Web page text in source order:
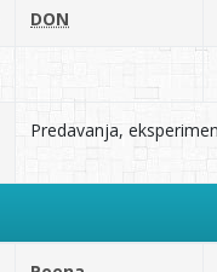
DON
Predavanja,